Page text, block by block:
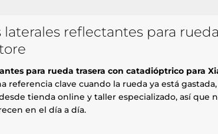
reflectantes para
para rueda trasera con catadióptrico para
clave cuando la rueda ya está
tienda online y taller especializado, así que
en el día a día.